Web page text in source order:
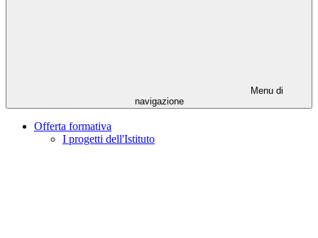
Menu di
navigazione
Offerta formativa
I progetti dell'Istituto